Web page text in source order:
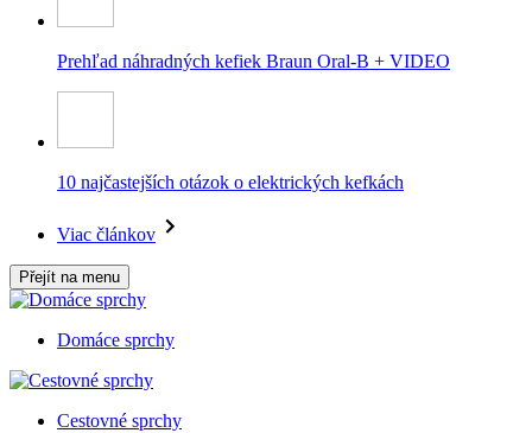
Prehľad náhradných kefiek Braun Oral-B + VIDEO
10 najčastejších otázok o elektrických kefkách
Viac článkov
Přejít na menu
Domáce sprchy
Cestovné sprchy